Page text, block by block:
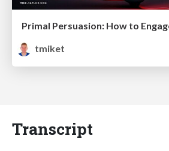
tmiket
Transcript